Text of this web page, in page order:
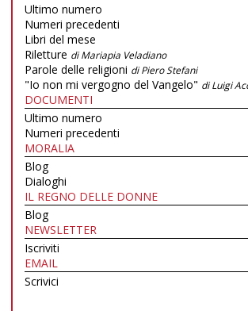
Ultimo numero
Numeri precedenti
Libri del mese
Riletture di Mariapia Veladiano
Parole delle religioni di Piero Stefani
"Io non mi vergogno del Vangelo" di Luigi
DOCUMENTI
Ultimo numero
Numeri precedenti
MORALIA
Blog
Dialoghi
IL REGNO DELLE DONNE
Blog
NEWSLETTER
Iscriviti
EMAIL
Scrivici